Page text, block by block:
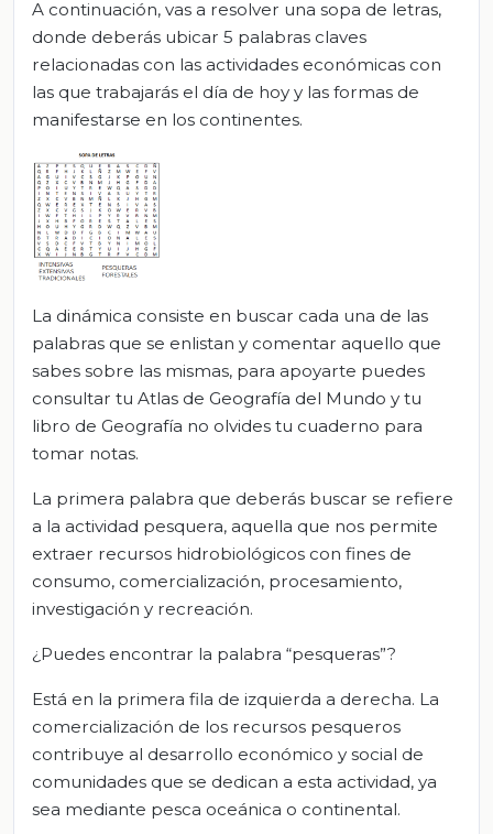
A continuación, vas a resolver una sopa de letras,
donde deberás ubicar 5 palabras claves
relacionadas con las actividades económicas con
las que trabajarás el día de hoy y las formas de
manifestarse en los continentes.
La dinámica consiste en buscar cada una de las
palabras que se enlistan y comentar aquello que
sabes sobre las mismas, para apoyarte puedes
consultar tu Atlas de Geografía del Mundo y tu
libro de Geografía no olvides tu cuaderno para
tomar notas.
La primera palabra que deberás buscar se refiere
a la actividad pesquera, aquella que nos permite
extraer recursos hidrobiológicos con fines de
consumo, comercialización, procesamiento,
investigación y recreación.
¿Puedes encontrar la palabra “pesqueras”?
Está en la primera fila de izquierda a derecha. La
comercialización de los recursos pesqueros
contribuye al desarrollo económico y social de
comunidades que se dedican a esta actividad, ya
sea mediante pesca oceánica o continental.